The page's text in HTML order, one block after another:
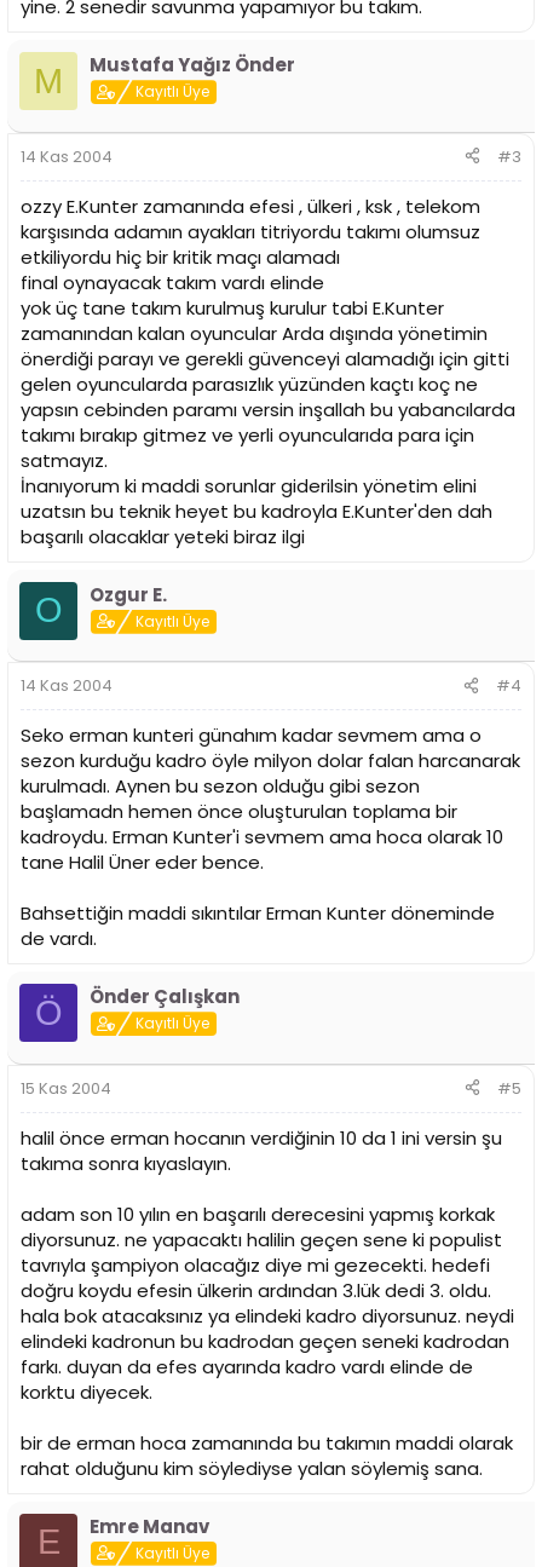
yine. 2 senedir savunma yapamıyor bu takım.
M Mustafa Yağız Önder
Kayıtlı Üye
14 Kas 2004 #3
ozzy E.Kunter zamanında efesi , ülkeri , ksk , telekom
karşısında adamın ayakları titriyordu takımı olumsuz
etkiliyordu hiç bir kritik maçı alamadı
final oynayacak takım vardı elinde
yok üç tane takım kurulmuş kurulur tabi E.Kunter
zamanından kalan oyuncular Arda dışında yönetimin
önerdiği parayı ve gerekli güvenceyi alamadığı için gitti
gelen oyuncularda parasızlık yüzünden kaçtı koç ne
yapsın cebinden paramı versin inşallah bu yabancılarda
takımı bırakıp gitmez ve yerli oyuncularıda para için
satmayız.
İnanıyorum ki maddi sorunlar giderilsin yönetim elini
uzatsın bu teknik heyet bu kadroyla E.Kunter'den dah
başarılı olacaklar yeteki biraz ilgi
O Ozgur E.
Kayıtlı Üye
14 Kas 2004 #4
Seko erman kunteri günahım kadar sevmem ama o
sezon kurduğu kadro öyle milyon dolar falan harcanarak
kurulmadı. Aynen bu sezon olduğu gibi sezon
başlamadn hemen önce oluşturulan toplama bir
kadroydu. Erman Kunter'i sevmem ama hoca olarak 10
tane Halil Üner eder bence.
Bahsettiğin maddi sıkıntılar Erman Kunter döneminde
de vardı.
Ö Önder Çalışkan
Kayıtlı Üye
15 Kas 2004 #5
halil önce erman hocanın verdiğinin 10 da 1 ini versin şu
takıma sonra kıyaslayın.
adam son 10 yılın en başarılı derecesini yapmış korkak
diyorsunuz. ne yapacaktı halilin geçen sene ki populist
tavrıyla şampiyon olacağız diye mi gezecekti. hedefi
doğru koydu efesin ülkerin ardından 3.lük dedi 3. oldu.
hala bok atacaksınız ya elindeki kadro diyorsunuz. neydi
elindeki kadronun bu kadrodan geçen seneki kadrodan
farkı. duyan da efes ayarında kadro vardı elinde de
korktu diyecek.
bir de erman hoca zamanında bu takımın maddi olarak
rahat olduğunu kim söylediyse yalan söylemiş sana.
E Emre Manav
Kayıtlı Üye